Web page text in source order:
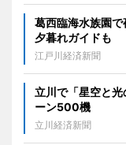
葛西臨海水族園
夕暮れガイドも
江戸川経済新聞
立川で「星空と
ーン500機
立川経済新聞